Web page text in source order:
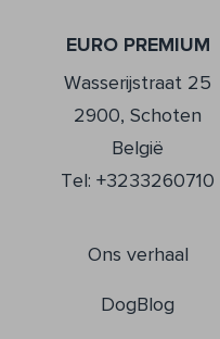
EURO PREMIUM
Wasserijstraat 25
2900, Schoten
België
Tel: +3233260710
Ons verhaal
DogBlog